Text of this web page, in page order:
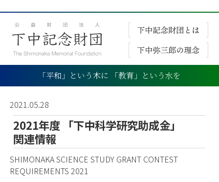
「平和」という木に 「教育」という水を
2021.05.28
2021年度 「下中科学研究助成金」
関連情報
SHIMONAKA SCIENCE STUDY GRANT CONTEST
REQUIREMENTS 2021